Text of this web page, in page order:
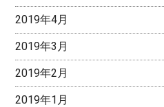
2019年4月
2019年3月
2019年2月
2019年1月